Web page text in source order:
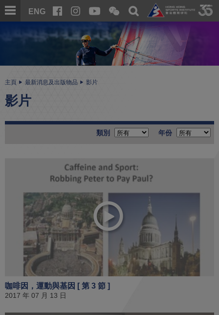
跳
至
ENG
開
合
信
二
維
碼
關
搜
尋
主頁 最新消息及出版物品 影片
影片
年份
類別
咖啡因，運動與基因 [ 第 3 節 ]
2017 年 07 月 13 日